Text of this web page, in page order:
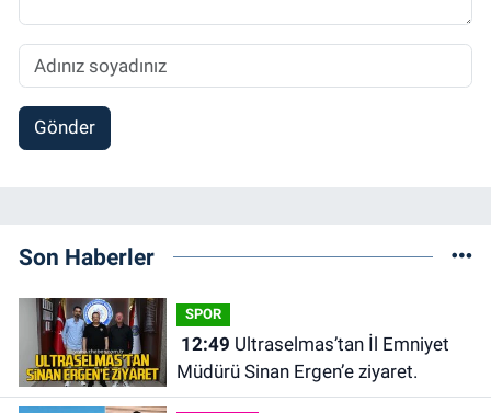
Gönder
Son Haberler
SPOR
12:49
Müdürü Sinan Ergen’e ziyaret.